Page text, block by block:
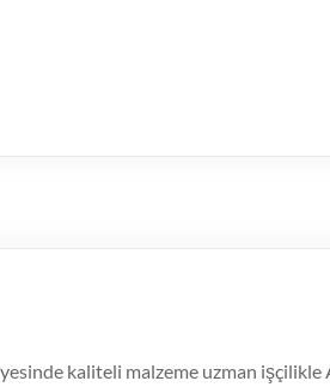
kaliteli malzeme uzman işçilikle